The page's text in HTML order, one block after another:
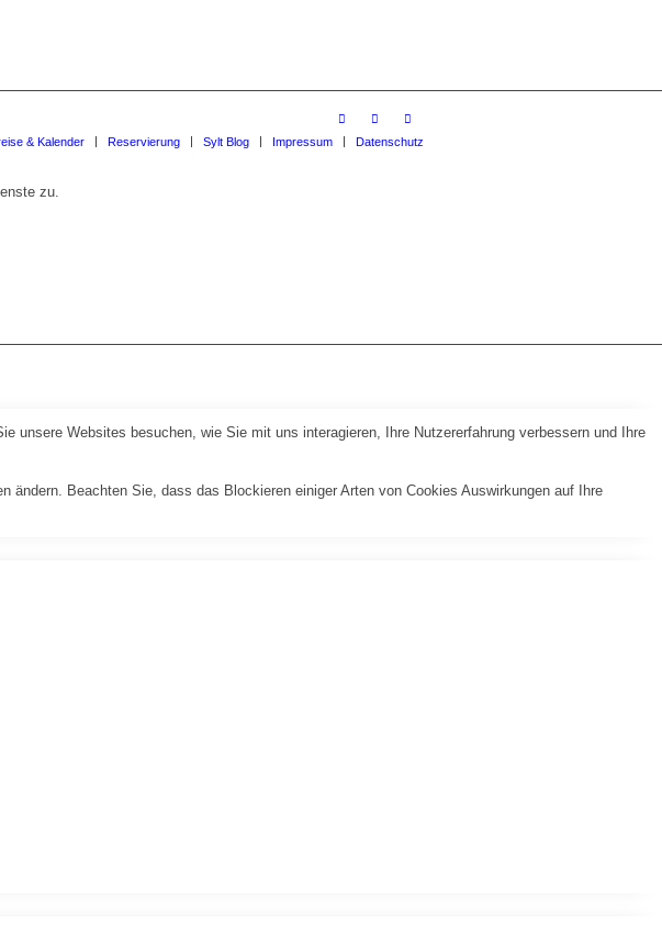
& Kalender Reservierung Sylt Blog Impressum Datenschutz
zu.
unsere Websites besuchen, wie Sie mit uns interagieren, Ihre Nutzererfahrung verbessern und Ihre
Beachten Sie, dass das Blockieren einiger Arten von Cookies Auswirkungen auf Ihre